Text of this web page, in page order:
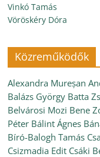
Vinkó Tamás
Vöröskéry Dóra
Közreműködők
Alexandra Mureșan
Balázs György Batta
Belvárosi Mozi Bene
Péter Bálint Ágnes
Bíró-Balogh Tamás
Csizmadia Edit Csáki